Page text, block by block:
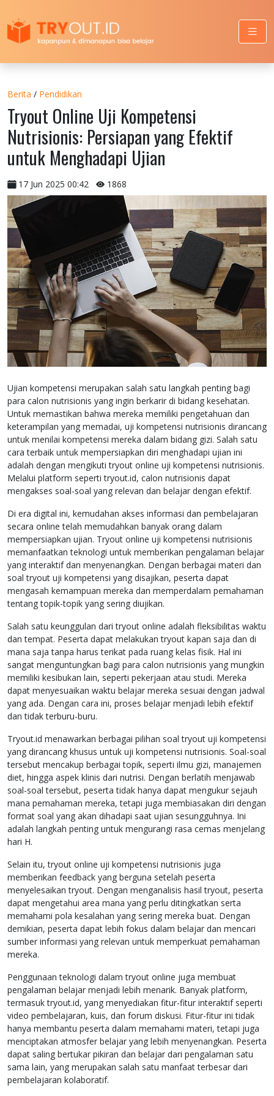
Berita / Pendidikan
Tryout Online Uji Kompetensi
Nutrisionis: Persiapan yang Efektif
untuk Menghadapi Ujian
17 Jun 2025 00:42 1868
Ujian kompetensi merupakan salah satu langkah penting bagi
para calon nutrisionis yang ingin berkarir di bidang kesehatan.
Untuk memastikan bahwa mereka memiliki pengetahuan dan
keterampilan yang memadai, uji kompetensi nutrisionis dirancang
untuk menilai kompetensi mereka dalam bidang gizi. Salah satu
cara terbaik untuk mempersiapkan diri menghadapi ujian ini
adalah dengan mengikuti tryout online uji kompetensi nutrisionis.
Melalui platform seperti tryout.id, calon nutrisionis dapat
mengakses soal-soal yang relevan dan belajar dengan efektif.
Di era digital ini, kemudahan akses informasi dan pembelajaran
secara online telah memudahkan banyak orang dalam
mempersiapkan ujian. Tryout online uji kompetensi nutrisionis
memanfaatkan teknologi untuk memberikan pengalaman belajar
yang interaktif dan menyenangkan. Dengan berbagai materi dan
soal tryout uji kompetensi yang disajikan, peserta dapat
mengasah kemampuan mereka dan memperdalam pemahaman
tentang topik-topik yang sering diujikan.
Salah satu keunggulan dari tryout online adalah fleksibilitas waktu
dan tempat. Peserta dapat melakukan tryout kapan saja dan di
mana saja tanpa harus terikat pada ruang kelas fisik. Hal ini
sangat menguntungkan bagi para calon nutrisionis yang mungkin
memiliki kesibukan lain, seperti pekerjaan atau studi. Mereka
dapat menyesuaikan waktu belajar mereka sesuai dengan jadwal
yang ada. Dengan cara ini, proses belajar menjadi lebih efektif
dan tidak terburu-buru.
Tryout.id menawarkan berbagai pilihan soal tryout uji kompetensi
yang dirancang khusus untuk uji kompetensi nutrisionis. Soal-soal
tersebut mencakup berbagai topik, seperti ilmu gizi, manajemen
diet, hingga aspek klinis dari nutrisi. Dengan berlatih menjawab
soal-soal tersebut, peserta tidak hanya dapat mengukur sejauh
mana pemahaman mereka, tetapi juga membiasakan diri dengan
format soal yang akan dihadapi saat ujian sesungguhnya. Ini
adalah langkah penting untuk mengurangi rasa cemas menjelang
hari H.
Selain itu, tryout online uji kompetensi nutrisionis juga
memberikan feedback yang berguna setelah peserta
menyelesaikan tryout. Dengan menganalisis hasil tryout, peserta
dapat mengetahui area mana yang perlu ditingkatkan serta
memahami pola kesalahan yang sering mereka buat. Dengan
demikian, peserta dapat lebih fokus dalam belajar dan mencari
sumber informasi yang relevan untuk memperkuat pemahaman
mereka.
Penggunaan teknologi dalam tryout online juga membuat
pengalaman belajar menjadi lebih menarik. Banyak platform,
termasuk tryout.id, yang menyediakan fitur-fitur interaktif seperti
video pembelajaran, kuis, dan forum diskusi. Fitur-fitur ini tidak
hanya membantu peserta dalam memahami materi, tetapi juga
menciptakan atmosfer belajar yang lebih menyenangkan. Peserta
dapat saling bertukar pikiran dan belajar dari pengalaman satu
sama lain, yang merupakan salah satu manfaat terbesar dari
pembelajaran kolaboratif.